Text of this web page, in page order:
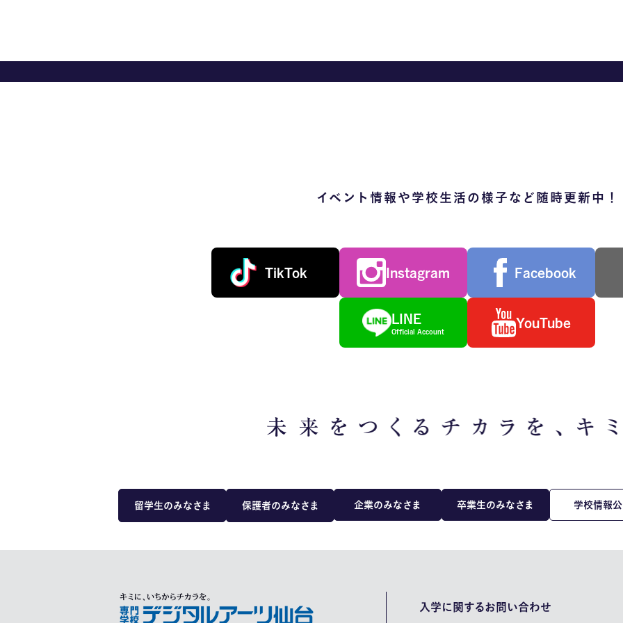
イベント情報や学校生活の様子など随時更新中！
TikTok Instagram Facebook
LINE
Official Account
YouTube
留学生のみなさま 保護者のみなさま 企業のみなさま 卒業生のみなさま 学校情報
入学に関するお問い合わせ